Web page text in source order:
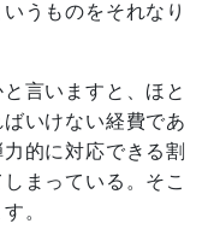
うものをそれなり
言いますと、ほと
いけない経費であ
的に対応できる割
まっている。そこ
。